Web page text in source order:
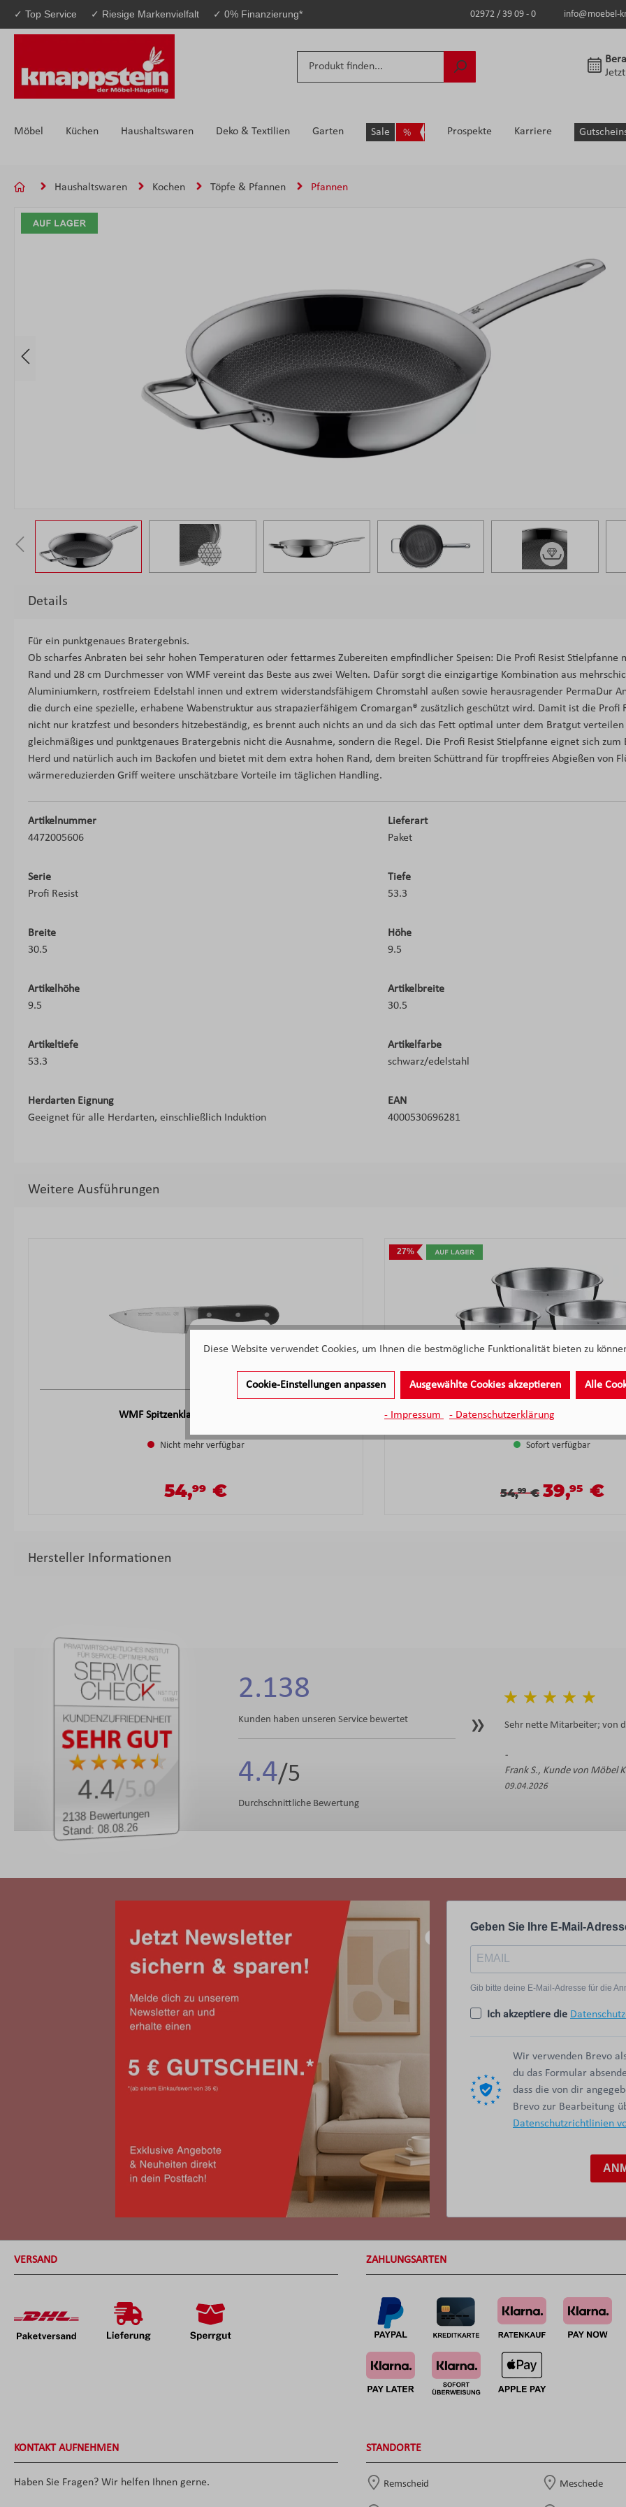
Hauptinhalt springen
Zur Suche springen
Zur Hauptnavigation springen
✓ Top Service ✓ Riesige Markenvielfalt ✓ 0% Finanzierung* 02972 / 39 09 - 0 info@moebel-
Möbel Küchen Haushaltswaren Deko & Textilien Garten Sale Prospekte Karriere
Haushaltswaren Kochen Töpfe & Pfannen Pfannen
Bildergalerie überspringen
Details
Für ein punktgenaues Bratergebnis.
Ob scharfes Anbraten bei sehr hohen Temperaturen oder fettarmes Zubereiten empfindlicher Speisen: Die Profi Resist Stielpfanne
Rand und 28 cm Durchmesser von WMF vereint das Beste aus zwei Welten. Dafür sorgt die einzigartige Kombination aus
Aluminiumkern, rostfreiem Edelstahl innen und extrem widerstandsfähigem Chromstahl außen sowie herausragender PermaDur
die durch eine spezielle, erhabene Wabenstruktur aus strapazierfähigem Cromargan® zusätzlich geschützt wird. Damit ist die Profi
nicht nur kratzfest und besonders hitzebeständig, es brennt auch nichts an und da sich das Fett optimal unter dem Bratgut
gleichmäßiges und punktgenaues Bratergebnis nicht die Ausnahme, sondern die Regel. Die Profi Resist Stielpfanne eignet sich zum
Herd und natürlich auch im Backofen und bietet mit dem extra hohen Rand, dem breiten Schüttrand für tropffreies Abgießen von
wärmereduzierden Griff weitere unschätzbare Vorteile im täglichen Handling.
Artikelnummer
4472005606
Lieferart
Paket
Serie
Profi Resist
Tiefe
53.3
Breite
30.5
Höhe
9.5
Artikelhöhe
9.5
Artikelbreite
30.5
Artikeltiefe
53.3
Artikelfarbe
schwarz/edelstahl
Herdarten Eignung
Geeignet für alle Herdarten, einschließlich Induktion
EAN
4000530696281
Weitere Ausführungen
WMF Spitzenklasse Plus Käse- und
Nicht mehr verfügbar
Regulärer Preis:
Verkaufspreis:
54,99 €
27%
WMF Gourmet Küchenschüssel-Set
Sofort verfügbar
Verkaufspreis:
Regulärer Preis:
54,99€ 39,95 €
Hersteller Informationen
2138 Bewertungen
Stand: 08.08.26
4.4/5.0
2.138
Kunden haben unseren Service bewertet
4.4
Durchschnittliche Bewertung
Sehr nette Mitarbeiter; von
Frank S., Kunde von Möbel
09.04.2026
Geben Sie Ihre E-Mail-
Gib bitte deine E-Mail-Adresse für die
Ich akzeptiere die
Wir verwenden Brevo
du das Formular
dass die von dir
Brevo zur Bearbeitung
Datenschutzrichtlinien
VERSAND ZAHLUNGSARTEN
KONTAKT AUFNEHMEN
Haben Sie Fragen? Wir helfen Ihnen gerne.
STANDORTE
Remscheid Meschede
Diese Website verwendet Cookies, um Ihnen die bestmögliche Funktionalität bieten zu
Cookie-Einstellungen anpassen Ausgewählte Cookies akzeptieren Alle
- Impressum - Datenschutzerklärung